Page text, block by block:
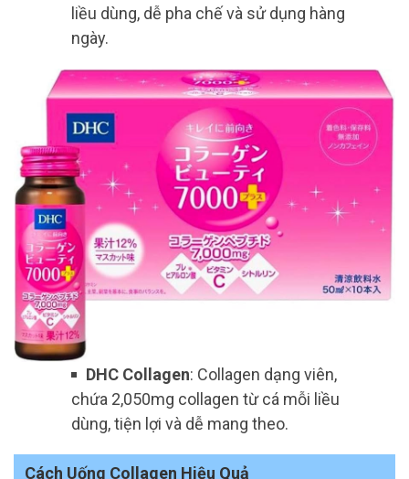
liều dùng, dễ pha chế và sử dụng hàng
ngày.
DHC Collagen: Collagen dạng viên,
chứa 2,050mg collagen từ cá mỗi liều
dùng, tiện lợi và dễ mang theo.
Cách Uống Collagen Hiệu Quả